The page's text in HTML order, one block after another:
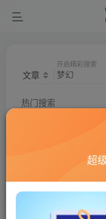
文章
开启精彩搜索
热门搜索
大话
萌宠
超